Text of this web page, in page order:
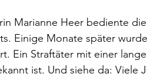
Marianne Heer bediente
Einige Monate später
Ein Straftäter mit einer
ist. Und siehe da: Viele